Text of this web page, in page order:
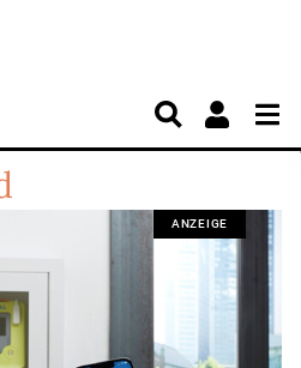
ANZEIGE